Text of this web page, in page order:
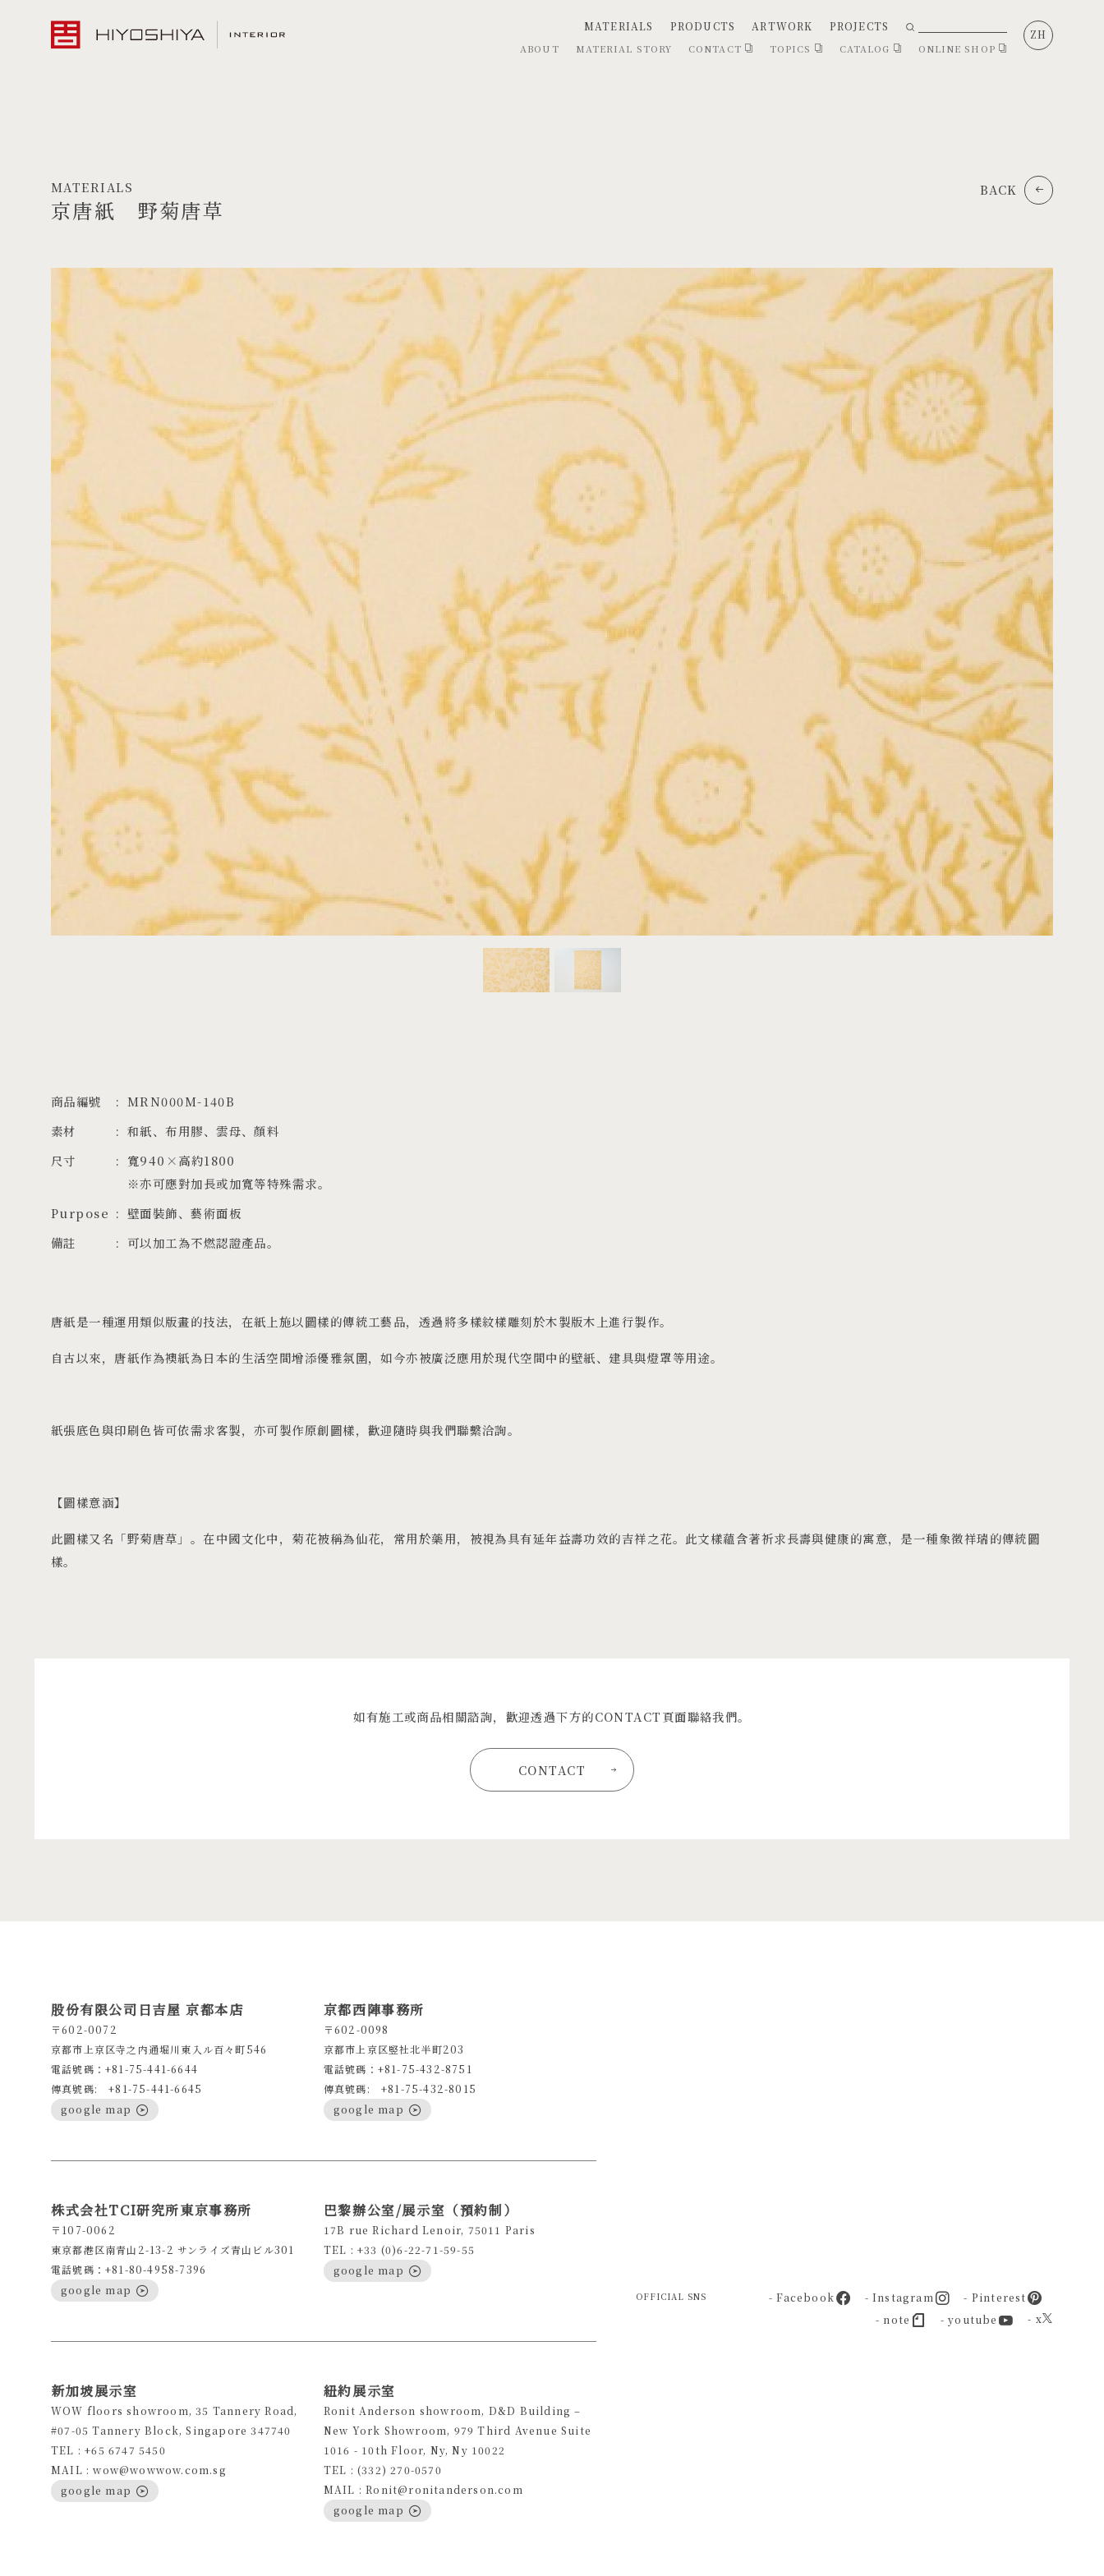
MATERIALS PRODUCTS ARTWORK PROJECTS
ABOUT MATERIAL STORY CONTACT TOPICS CATALOG ONLINE SHOP
ZH
MATERIALS
京唐紙 野菊唐草
BACK
商品編號
MRN000M-140B
素材
和紙、布用膠、雲母、顏料
尺寸
寬940×高約1800
※亦可應對加長或加寬等特殊需求。
Purpose
壁面裝飾、藝術面板
備註
可以加工為不燃認證產品。
唐紙是一種運用類似版畫的技法，在紙上施以圖樣的傳統工藝品，透過將多樣紋樣雕刻於木製版木上進行製作。
自古以來，唐紙作為襖紙為日本的生活空間增添優雅氛圍，如今亦被廣泛應用於現代空間中的壁紙、建具與燈罩等用途。
紙張底色與印刷色皆可依需求客製，亦可製作原創圖樣，歡迎隨時與我們聯繫洽詢。
【圖樣意涵】
此圖樣又名「野菊唐草」。在中國文化中，菊花被稱為仙花，常用於藥用，被視為具有延年益壽功效的吉祥之花。此文樣蘊含著祈求長壽與健康的寓意，是一種象徵祥瑞的傳統圖
樣。
如有施工或商品相關諮詢，歡迎透過下方的CONTACT頁面聯絡我們。
CONTACT
股份有限公司日吉屋 京都本店
〒602-0072
京都市上京区寺之内通堀川東入ル百々町546
電話號碼：+81-75-441-6644
傳真號碼: +81-75-441-6645
google map
京都西陣事務所
〒602-0098
京都市上京区竪社北半町203
電話號碼：+81-75-432-8751
傳真號碼: +81-75-432-8015
google map
株式会社TCI研究所東京事務所
〒107-0062
東京都港区南青山2-13-2 サンライズ青山ビル301
電話號碼：+81-80-4958-7396
google map
巴黎辦公室/展示室（預約制）
17B rue Richard Lenoir, 75011 Paris
TEL : +33 (0)6-22-71-59-55
google map
新加坡展示室
WOW floors showroom, 35 Tannery Road,
#07-05 Tannery Block, Singapore 347740
TEL : +65 6747 5450
MAIL : wow@wowwow.com.sg
google map
紐約展示室
Ronit Anderson showroom, D&D Building –
New York Showroom, 979 Third Avenue Suite
1016 - 10th Floor, Ny, Ny 10022
TEL : (332) 270-0570
MAIL : Ronit@ronitanderson.com
google map
OFFICIAL SNS - Facebook - Instagram
- Pinterest
- note
- youtube - x